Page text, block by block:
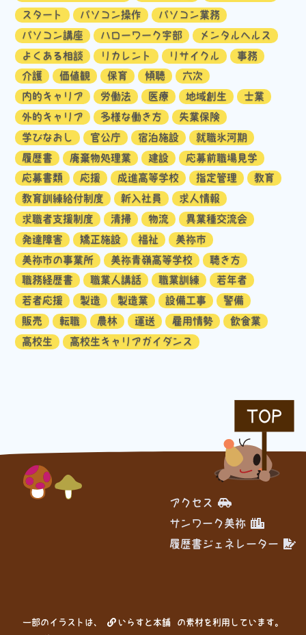
スタート
パソコン操作
パソコン業務
パソコン講座
ハローワーク宇部
メンタルヘルス
よくある相談
リカレント リサイクル
事務
介護
価値観 保育 傾聴
六次
内的キャリア
労働法 医療 地域創生
士業
外的キャリア
多様な働き方
失業保険
学びなおし
官公庁 宿泊施設
就職氷河期
履歴書
廃棄物処理業 建設
応募前職場見学
応募書類
応援 成進高等学校 指定管理
教育
教育訓練給付制度
新入社員
求人情報
求職者支援制度
清掃 物流
異業種交流会
発達障害
矯正施設 福祉
美祢市
美祢市の事業所
美祢青嶺高等学校
聴き方
職務経歴書
職業人講話 職業訓練
若年者
若者応援
製造 製造業 設備工事
警備
販売
転職 農林 運送 雇用情勢
飲食業
高校生
高校生キャリアガイダンス
TOP
アクセス
サンワーク美祢
履歴書ジェネレーター
一部のイラストは、 いらすと本舗 の素材を利用しています。